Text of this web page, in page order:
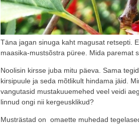
Täna jagan sinuga kaht magusat retsepti.
maasika-mustsõstra püree. Mida paremat
Noolisin kirsse juba mitu päeva. Sama
kirsipuule ja seda mõtlikult hindama jäid.
vangutasid mustakuuemehed veel veidi
linnud ongi nii kergeusklikud?
Musträstad on omaette muhedad